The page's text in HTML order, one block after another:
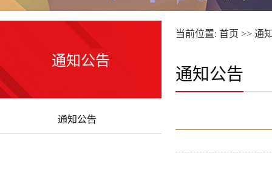
通知公告
通知公告
当前位置: 首页 >> 通
通知公告